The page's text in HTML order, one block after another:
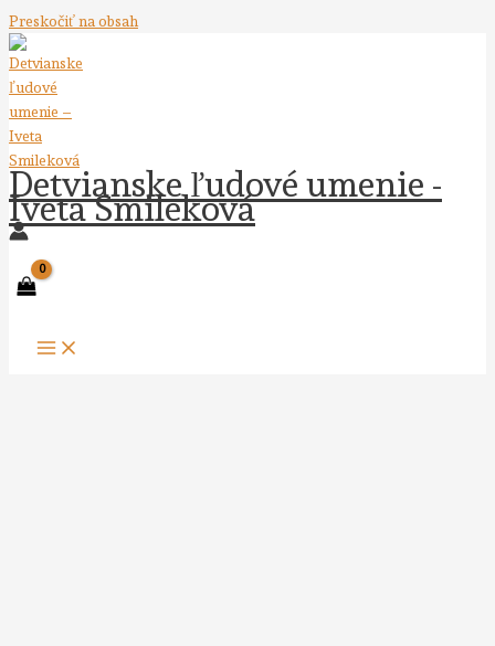
Preskočiť na obsah
Detvianske ľudové umenie -
Iveta Smileková